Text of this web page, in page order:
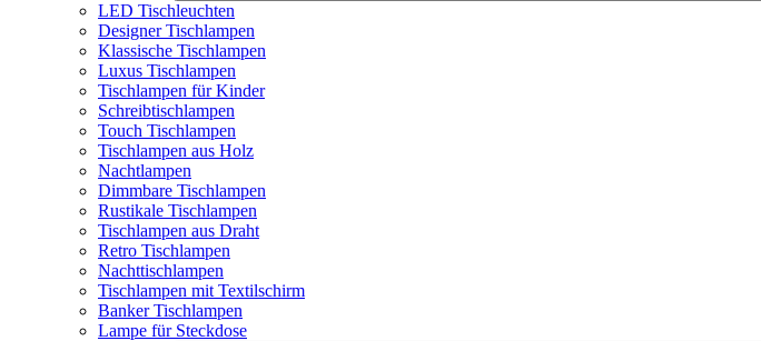
LED Tischleuchten
Designer Tischlampen
Klassische Tischlampen
Luxus Tischlampen
Tischlampen für Kinder
Schreibtischlampen
Touch Tischlampen
Tischlampen aus Holz
Nachtlampen
Dimmbare Tischlampen
Rustikale Tischlampen
Tischlampen aus Draht
Retro Tischlampen
Nachttischlampen
Tischlampen mit Textilschirm
Banker Tischlampen
Lampe für Steckdose